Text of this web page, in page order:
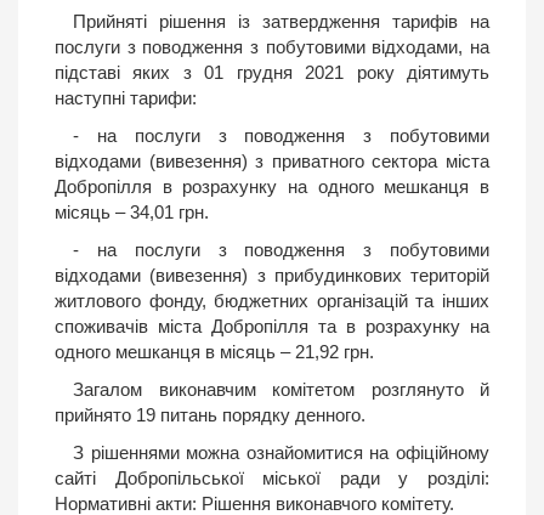
Прийняті рішення із затвердження тарифів на
послуги з поводження з побутовими відходами, на
підставі яких з 01 грудня 2021 року діятимуть
наступні тарифи:
- на послуги з поводження з побутовими
відходами (вивезення) з приватного сектора міста
Добропілля в розрахунку на одного мешканця в
місяць – 34,01 грн.
- на послуги з поводження з побутовими
відходами (вивезення) з прибудинкових територій
житлового фонду, бюджетних організацій та інших
споживачів міста Добропілля та в розрахунку на
одного мешканця в місяць – 21,92 грн.
Загалом виконавчим комітетом розглянуто й
прийнято 19 питань порядку денного.
З рішеннями можна ознайомитися на офіційному
сайті Добропільської міської ради у розділі:
Нормативні акти: Рішення виконавчого комітету.